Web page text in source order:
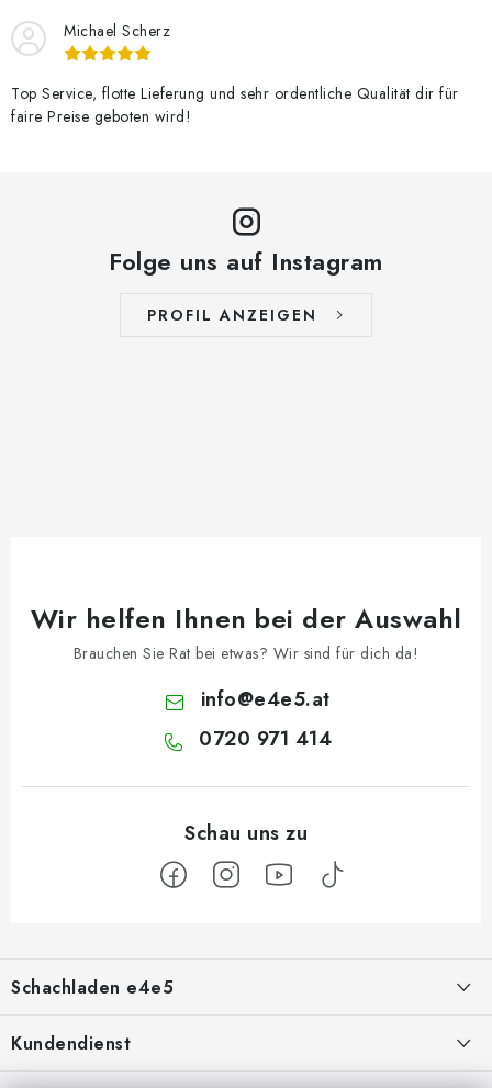
Michael Scherz
Top Service, flotte Lieferung und sehr ordentliche Qualität dir für
faire Preise geboten wird!
Folge uns auf Instagram
PROFIL ANZEIGEN
Wir helfen Ihnen bei der Auswahl
Brauchen Sie Rat bei etwas? Wir sind für dich da!
info@e4e5.at
0720 971 414
ß
z
e
Schachladen e4e5
Kundendienst